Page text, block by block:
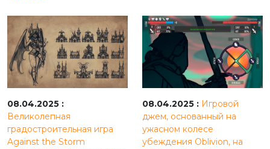
08.04.2025 :
Великолепная
градостроительная игра
Against the Storm
08.04.2025 : Игровой
джем, основанный на
ужасном колесе
убеждения Oblivion, на